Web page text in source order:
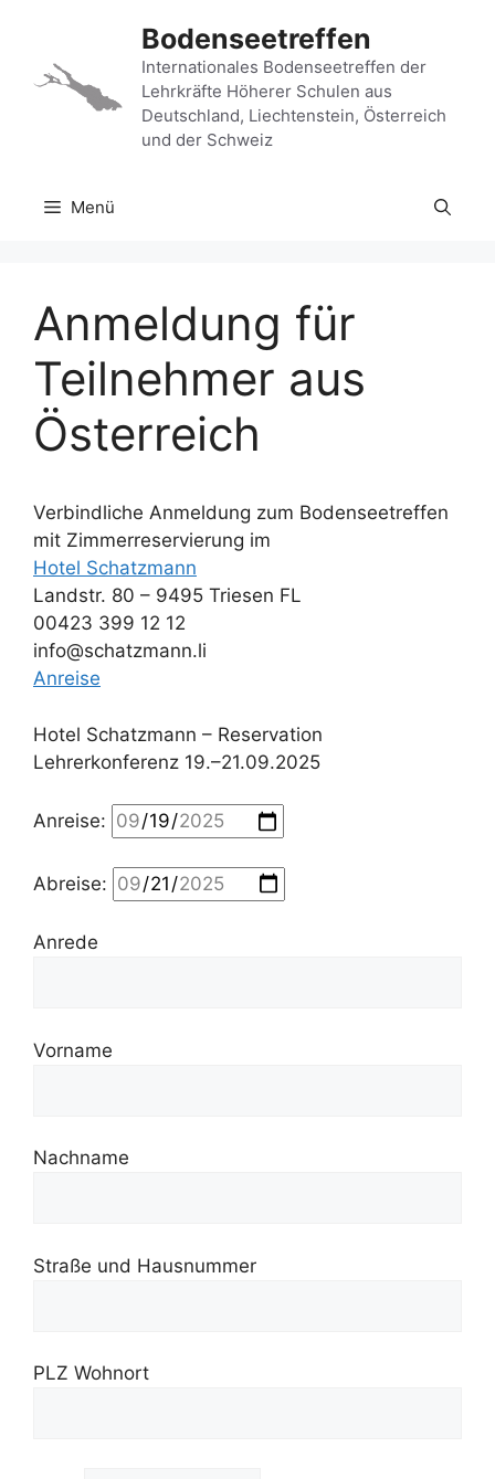
springen
Bodenseetreffen
Internationales Bodenseetreffen der
Lehrkräfte Höherer Schulen aus
Deutschland, Liechtenstein, Österreich
und der Schweiz
Menü
Anmeldung für
Teilnehmer aus
Österreich
Verbindliche Anmeldung zum Bodenseetreffen
mit Zimmerreservierung im
Hotel Schatzmann
Landstr. 80 – 9495 Triesen FL
00423 399 12 12
info@schatzmann.li
Anreise
Hotel Schatzmann – Reservation
Lehrerkonferenz 19.–21.09.2025
Anreise:
Abreise:
Anrede
Vorname
Nachname
Straße und Hausnummer
PLZ Wohnort